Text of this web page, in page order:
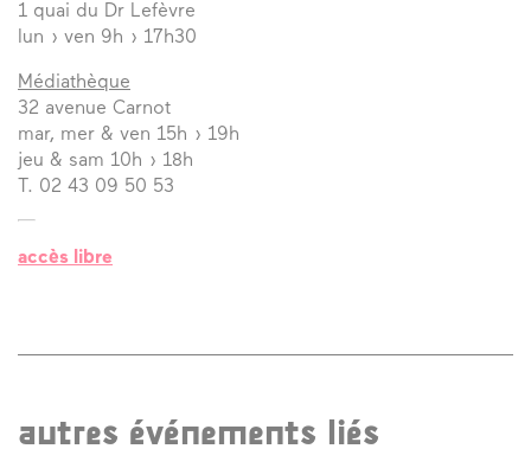
1 quai du Dr Lefèvre
lun › ven 9h › 17h30
Médiathèque
32 avenue Carnot
mar, mer & ven 15h › 19h
jeu & sam 10h › 18h
T. 02 43 09 50 53
accès libre
autres événements liés